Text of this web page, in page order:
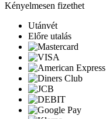
Kényelmesen fizethet
Utánvét
Előre utalás